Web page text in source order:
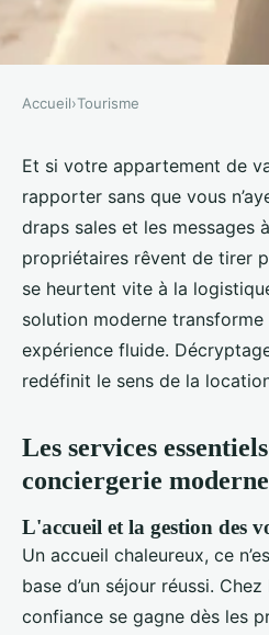
La conciergerie
qui réduit vos
Éléanore•31/05/2026 08:30•8
Accueil›Tourisme
Et si votre appartement de
rapporter sans que vous
draps sales et les messages
propriétaires rêvent de tirer
se heurtent vite à la
solution moderne
expérience fluide.
redéfinit le sens de la
Les services
conciergerie moderne
L'accueil et la gestion des
Un accueil chaleureux, ce
base d’un séjour réussi.
confiance se gagne dès les